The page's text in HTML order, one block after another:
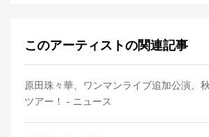
このアーティストの関連記事
原田珠々華、ワンマンライブ追加公演、
ツアー！ - ニュース